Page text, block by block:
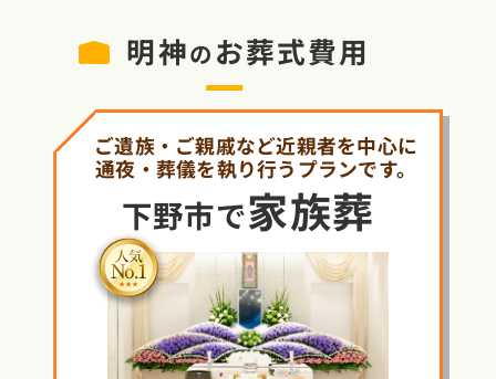
明神の お葬式費用
ご遺族・ご親戚など近親者を中心に
通夜・葬儀を執り行うプランです。
下野市で家族葬